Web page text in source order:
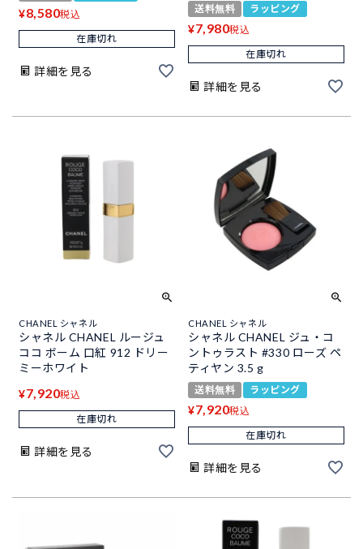
¥8,580税込
在庫切れ
詳細を見る
送料無料 ラッピング
¥7,980税込
在庫切れ
詳細を見る
CHANEL シャネル
シャネル CHANEL ルージュ
ココ ボーム 口紅 912 ドリー
ミーホワイト
¥7,920税込
在庫切れ
詳細を見る
CHANEL シャネル
シャネル CHANEL ジュ・コ
ントゥラスト #330 ローズ ペ
ティヤン 3.5 g
送料無料 ラッピング
¥7,920税込
在庫切れ
詳細を見る